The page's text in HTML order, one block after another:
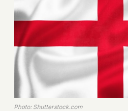
Photo: Shutterstock.com